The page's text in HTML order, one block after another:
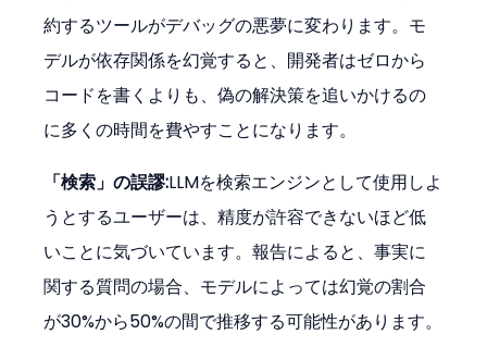
約するツールがデバッグの悪夢に変わります。モ
デルが依存関係を幻覚すると、開発者はゼロから
コードを書くよりも、偽の解決策を追いかけるの
に多くの時間を費やすことになります。
「検索」の誤謬:LLMを検索エンジンとして使用しよ
うとするユーザーは、精度が許容できないほど低
いことに気づいています。報告によると、事実に
関する質問の場合、モデルによっては幻覚の割合
が30%から50%の間で推移する可能性があります。